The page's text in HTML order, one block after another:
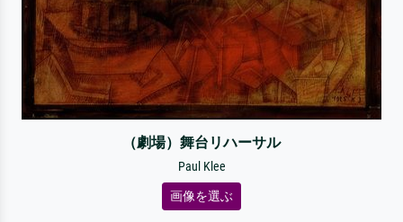
（劇場）舞台リハーサル
Paul Klee
画像を選ぶ